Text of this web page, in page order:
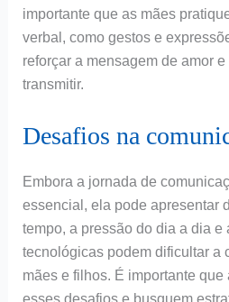
importante que as mães
verbal, como gestos e
reforçar a mensagem de amor
transmitir.
Desafios na
Embora a jornada de
essencial, ela pode apresentar
tempo, a pressão do dia a dia e
tecnológicas podem dificultar a
mães e filhos. É importante
esses desafios e busquem